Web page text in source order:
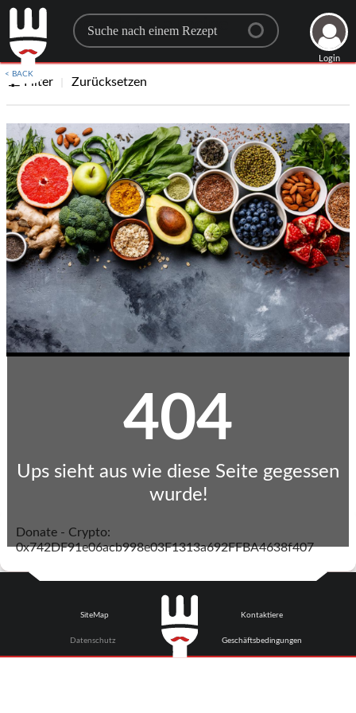
Search for a recipe
Login
Filter Zurücksetzen
< BACK
404
Ups sieht aus wie diese Seite gegessen
wurde!
Donate - Crypto:
0x742DF91e06acb998e03F1313a692FFBA4638f407
SiteMap
Datenschutz
Kontaktiere
Geschäftsbedingungen